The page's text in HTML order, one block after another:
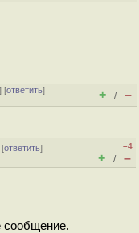
] [ответить]
+ / –
[ответить]
–4
+ / –
сообщение.